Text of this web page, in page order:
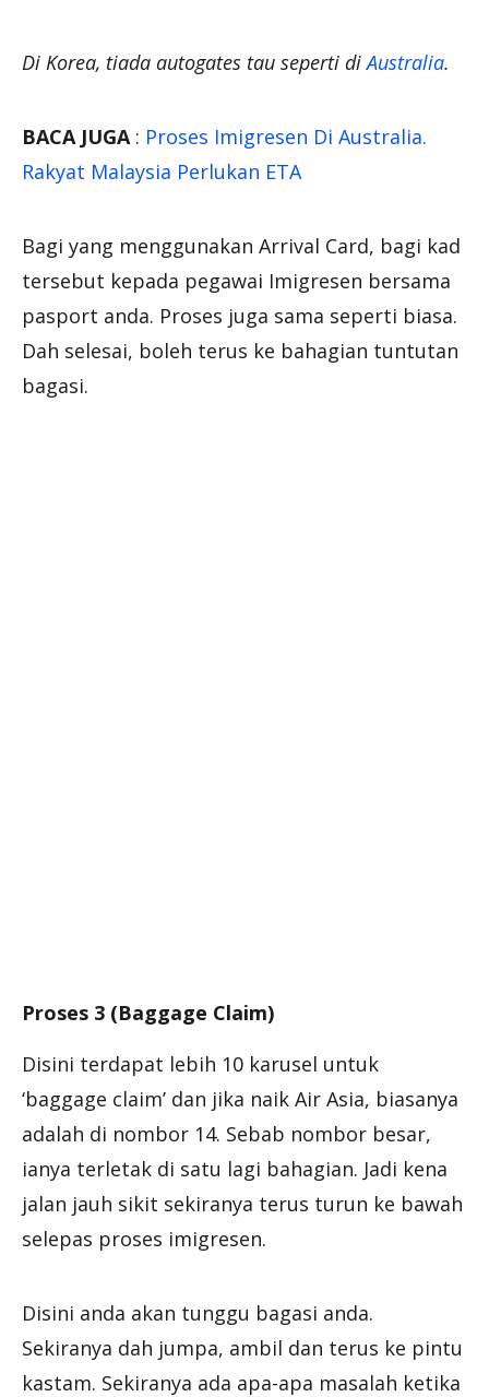
Di Korea, tiada autogates tau seperti diAustralia.
BACA JUGA: Proses Imigresen Di Australia.
Rakyat Malaysia Perlukan ETA
Bagi yang menggunakan Arrival Card, bagi kad
tersebut kepada pegawai Imigresen bersama
pasport anda. Proses juga sama seperti biasa.
Dah selesai, boleh terus ke bahagian tuntutan
bagasi.
Proses 3 (Baggage Claim)
Disini terdapat lebih 10 karusel untuk
‘baggage claim’ dan jika naik Air Asia, biasanya
adalah di nombor 14. Sebab nombor besar,
ianya terletak di satu lagi bahagian. Jadi kena
jalan jauh sikit sekiranya terus turun ke bawah
selepas proses imigresen.
Disini anda akan tunggu bagasi anda.
Sekiranya dah jumpa, ambil dan terus ke pintu
kastam. Sekiranya ada apa-apa masalah ketika